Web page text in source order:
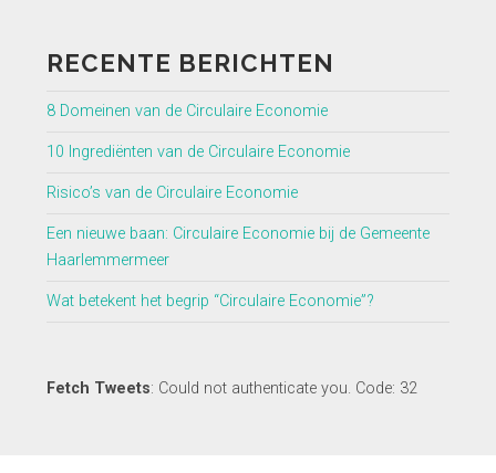
RECENTE BERICHTEN
8 Domeinen van de Circulaire Economie
10 Ingrediënten van de Circulaire Economie
Risico’s van de Circulaire Economie
Een nieuwe baan: Circulaire Economie bij de Gemeente
Haarlemmermeer
Wat betekent het begrip “Circulaire Economie”?
Fetch Tweets: Could not authenticate you. Code: 32